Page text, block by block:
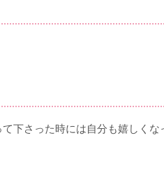
下さった時には自分も嬉しくな